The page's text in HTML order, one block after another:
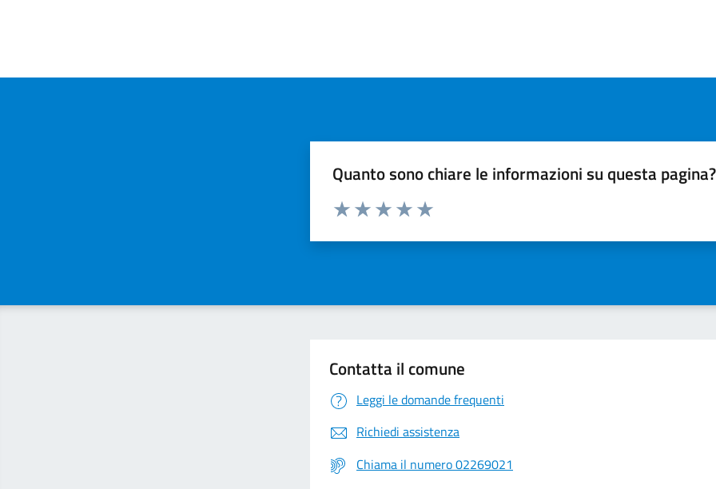
Quanto sono chiare le informazioni su questa pagina?
Valuta da 1 a 5 stelle la pagina
Contatta il comune
Leggi le domande frequenti
Richiedi assistenza
Chiama il numero 02269021